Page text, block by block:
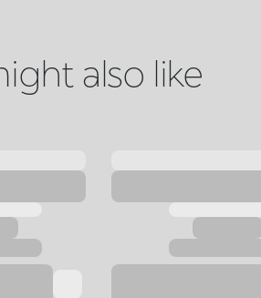
also like